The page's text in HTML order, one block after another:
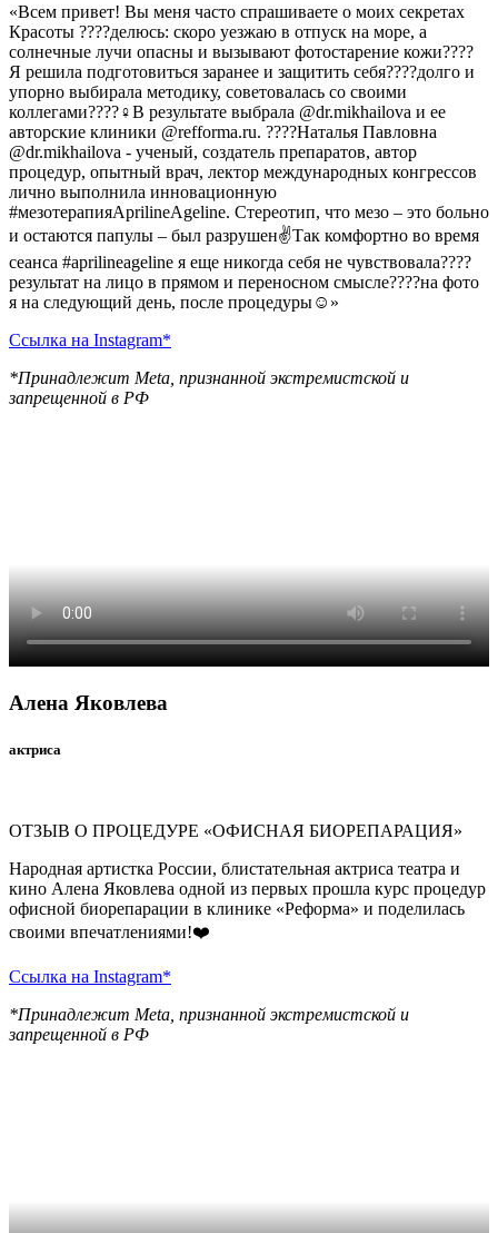
«Всем привет! Вы меня часто спрашиваете о моих секретах
Красоты ????делюсь: скоро уезжаю в отпуск на море, а
солнечные лучи опасны и вызывают фотостарение кожи????
Я решила подготовиться заранее и защитить себя????долго и
упорно выбирала методику, советовалась со своими
коллегами????♀️В результате выбрала @dr.mikhailova и ее
авторские клиники @refforma.ru. ????Наталья Павловна
@dr.mikhailova - ученый, создатель препаратов, автор
процедур, опытный врач, лектор международных конгрессов
лично выполнила инновационную
#мезотерапияAprilineAgeline. Стереотип, что мезо – это больно
и остаются папулы – был разрушен✌Так комфортно во время
сеанса #aprilineageline я еще никогда себя не чувствовала????
результат на лицо в прямом и переносном смысле????на фото
я на следующий день, после процедуры☺»
Ссылка на Instagram*
*Принадлежит Meta, признанной экстремистской и
запрещенной в РФ
Алена Яковлева
актриса
ОТЗЫВ О ПРОЦЕДУРЕ «ОФИСНАЯ БИОРЕПАРАЦИЯ»
Народная артистка России, блистательная актриса театра и
кино Алена Яковлева одной из первых прошла курс процедур
офисной биорепарации в клинике «Реформа» и поделилась
своими впечатлениями!❤️
Ссылка на Instagram*
*Принадлежит Meta, признанной экстремистской и
запрещенной в РФ